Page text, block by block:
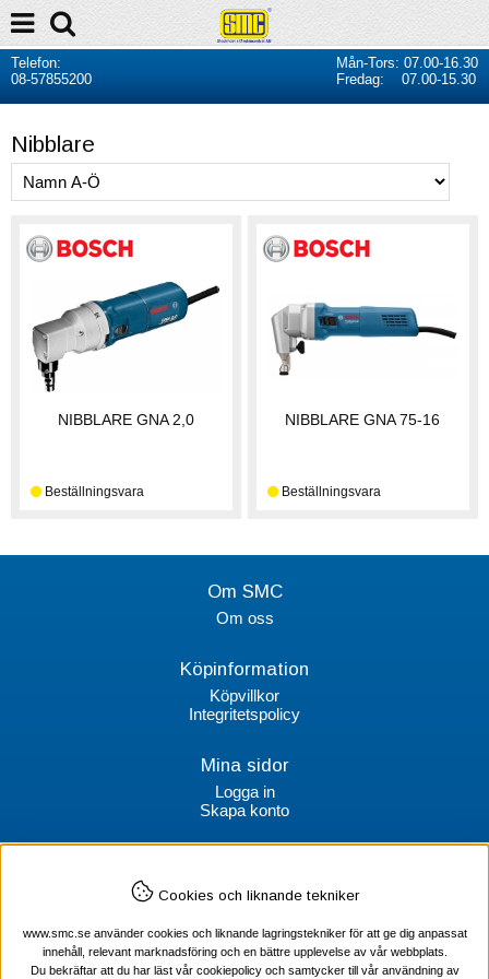
Telefon:
08-57855200
Mån-Tors: 07.00-16.30
Fredag: 07.00-15.30
Nibblare
NIBBLARE GNA 2,0 NIBBLARE GNA 75-16
Om SMC
Om oss
Köpinformation
Köpvillkor
Integritetspolicy
Mina sidor
Logga in
Skapa konto
SMC Stockholms Maskincentral AB
100 64 Stockholm
Tel Verktyg: 08-578 55 230
Cookies och liknande tekniker
www.smc.se använder cookies och liknande lagringstekniker för att ge dig anpassat
innehåll, relevant marknadsföring och en bättre upplevelse av vår webbplats.
Du bekräftar att du har läst vår cookiepolicy och samtycker till vår användning av